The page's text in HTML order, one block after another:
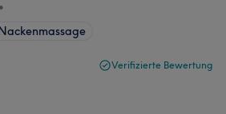
•
Verifizierte Bewertung